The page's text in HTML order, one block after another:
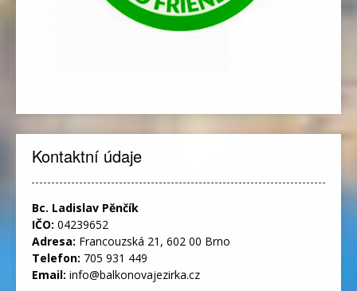
Kontaktní údaje
Bc. Ladislav Pěnčík
IČO: 04239652
Adresa: Francouzská 21, 602 00 Brno
Telefon: 705 931 449
Email: info@balkonovajezirka.cz